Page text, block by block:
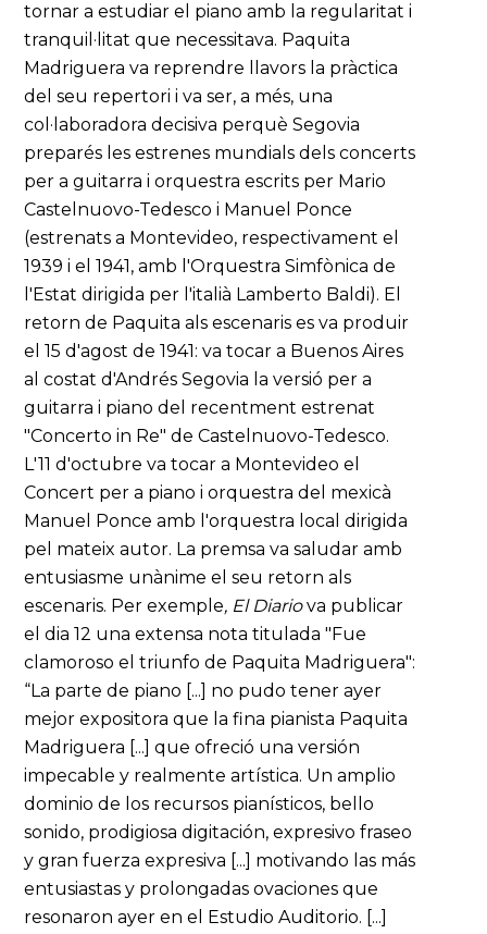
tornar a estudiar el piano amb la regularitat i
tranquil·litat que necessitava. Paquita
Madriguera va reprendre llavors la pràctica
del seu repertori i va ser, a més, una
col·laboradora decisiva perquè Segovia
preparés les estrenes mundials dels concerts
per a guitarra i orquestra escrits per Mario
Castelnuovo-Tedesco i Manuel Ponce
(estrenats a Montevideo, respectivament el
1939 i el 1941, amb l'Orquestra Simfònica de
l'Estat dirigida per l'italià Lamberto Baldi). El
retorn de Paquita als escenaris es va produir
el 15 d'agost de 1941: va tocar a Buenos Aires
al costat d'Andrés Segovia la versió per a
guitarra i piano del recentment estrenat
"Concerto in Re" de Castelnuovo-Tedesco.
L'11 d'octubre va tocar a Montevideo el
Concert per a piano i orquestra del mexicà
Manuel Ponce amb l'orquestra local dirigida
pel mateix autor. La premsa va saludar amb
entusiasme unànime el seu retorn als
escenaris. Per exemple, El Diariova publicar
el dia 12 una extensa nota titulada "Fue
clamoroso el triunfo de Paquita Madriguera":
“La parte de piano [...] no pudo tener ayer
mejor expositora que la fina pianista Paquita
Madriguera [...] que ofreció una versión
impecable y realmente artística. Un amplio
dominio de los recursos pianísticos, bello
sonido, prodigiosa digitación, expresivo fraseo
y gran fuerza expresiva [...] motivando las más
entusiastas y prolongadas ovaciones que
resonaron ayer en el Estudio Auditorio. [...]